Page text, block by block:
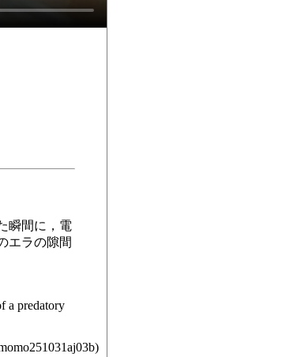
瞬間に，電
エラの隙間
a predatory